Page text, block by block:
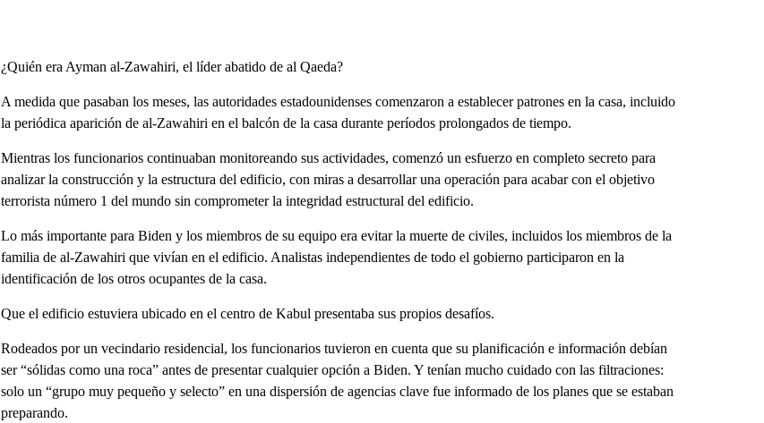
¿Quién era Ayman al-Zawahiri, el líder abatido de al Qaeda?
A medida que pasaban los meses, las autoridades estadounidenses comenzaron a establecer patrones en la casa, incluido
la periódica aparición de al-Zawahiri en el balcón de la casa durante períodos prolongados de tiempo.
Mientras los funcionarios continuaban monitoreando sus actividades, comenzó un esfuerzo en completo secreto para
analizar la construcción y la estructura del edificio, con miras a desarrollar una operación para acabar con el objetivo
terrorista número 1 del mundo sin comprometer la integridad estructural del edificio.
Lo más importante para Biden y los miembros de su equipo era evitar la muerte de civiles, incluidos los miembros de la
familia de al-Zawahiri que vivían en el edificio. Analistas independientes de todo el gobierno participaron en la
identificación de los otros ocupantes de la casa.
Que el edificio estuviera ubicado en el centro de Kabul presentaba sus propios desafíos.
Rodeados por un vecindario residencial, los funcionarios tuvieron en cuenta que su planificación e información debían
ser “sólidas como una roca” antes de presentar cualquier opción a Biden. Y tenían mucho cuidado con las filtraciones:
solo un “grupo muy pequeño y selecto” en una dispersión de agencias clave fue informado de los planes que se estaban
preparando.